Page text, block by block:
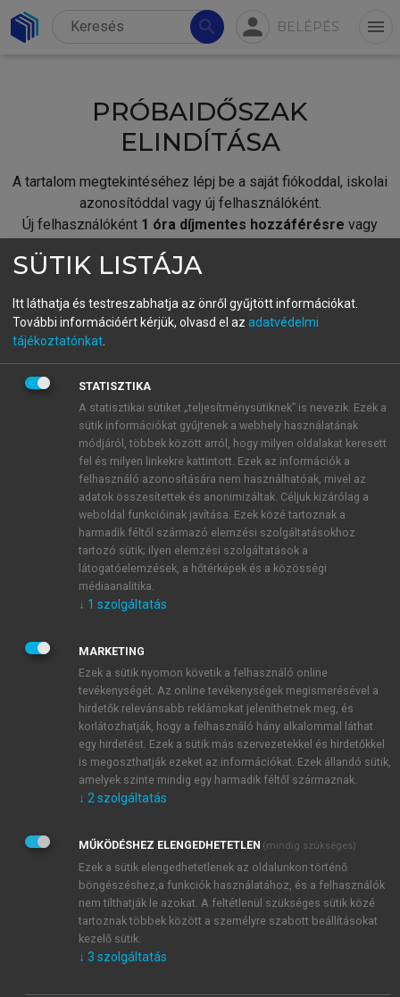
search person BELÉPÉS menu
PRÓBAIDŐSZAK
ELINDÍTÁSA
A tartalom megtekintéséhez lépj be a saját fiókoddal, iskolai
azonosítóddal vagy új felhasználóként.
Új felhasználóként 1 óra díjmentes hozzáférésre vagy
fiókoddal,vagy hozz létre új fiókot.
A regisztráció után apróbaidőszakautomatikusan
BELÉPÉS SAJÁT FIÓKKAL
ÚJ FIÓK LÉTREHOZÁSA
1 óra díjmentes hozzáférés
E-MAIL-CÍM
JELSZÓ
JELSZÓ ÚJRA
Kérek értesítést a MeRSZ újdonságairól, akcióiról.
Kérek értesítést az Akadémiai Kiadó Zrt. újdonságairól,
Adatkezelési tájékoztatóbanfoglaltakat tudomásul
veszem és elfogadom.
Általános vásárlási feltételeket, valamint a szotar.netés a
mersz.huoldalak licencszerződéseiben foglaltakat
tudomásul veszem és elfogadom.
KIPRÓBÁLOM
SÜTIK LISTÁJA
Itt láthatja és testreszabhatja az önről gyűjtött információkat.
További információért kérjük, olvasd el az adatvédelmi
tájékoztatónkat
STATISZTIKA
A statisztikai sütiket „teljesítménysütiknek” is nevezik. Ezek a
sütik információkat gyűjtenek a webhely használatának
módjáról, többek között arról, hogy milyen oldalakat keresett
fel és milyen linkekre kattintott. Ezek az információk a
felhasználó azonosítására nem használhatóak, mivel az
adatok összesítettek és anonimizáltak. Céljuk kizárólag a
weboldal funkcióinak javítása. Ezek közé tartoznak a
harmadik féltől származó elemzési szolgáltatásokhoz
tartozó sütik; ilyen elemzési szolgáltatások a
látogatóelemzések, a hőtérképek és a közösségi
médiaanalitika.
↓ 1 szolgáltatás
MARKETING
Ezek a sütik nyomon követik a felhasználó online
tevékenységét. Az online tevékenységek megismerésével a
hirdetők relevánsabb reklámokat jeleníthetnek meg, és
korlátozhatják, hogy a felhasználó hány alkalommal láthat
egy hirdetést. Ezek a sütik más szervezetekkel és hirdetőkkel
is megoszthatják ezeket az információkat. Ezek állandó sütik,
amelyek szinte mindig egy harmadik féltől származnak.
↓ 2 szolgáltatás
MŰKÖDÉSHEZ ELENGEDHETETLEN (mindig szükséges)
Ezek a sütik elengedhetetlenek az oldalunkon történő
böngészéshez,a funkciók használatához, és a felhasználók
nem tilthatják le azokat. A feltétlenül szükséges sütik közé
tartoznak többek között a személyre szabott beállításokat
kezelő sütik.
↓ 3 szolgáltatás